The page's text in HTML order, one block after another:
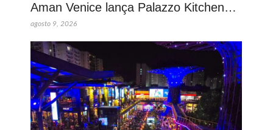
Aman Venice lança Palazzo Kitchen…
agosto 9, 2026